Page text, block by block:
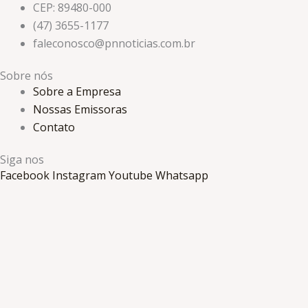
CEP: 89480-000
(47) 3655-1177
faleconosco@pnnoticias.com.br
Sobre nós
Sobre a Empresa
Nossas Emissoras
Contato
Siga nos
Facebook Instagram Youtube Whatsapp